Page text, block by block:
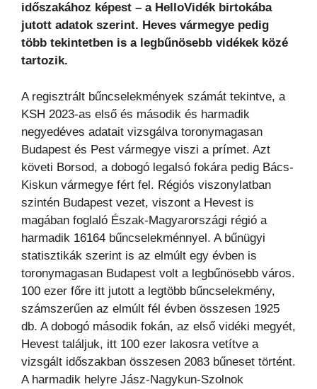
időszakához képest – a HelloVidék birtokába
jutott adatok szerint. Heves vármegye pedig
több tekintetben is a legbűnösebb vidékek közé
tartozik.
A regisztrált bűncselekmények számát tekintve, a
KSH 2023-as első és második és harmadik
negyedéves adatait vizsgálva toronymagasan
Budapest és Pest vármegye viszi a prímet. Azt
követi Borsod, a dobogó legalsó fokára pedig Bács-
Kiskun vármegye fért fel. Régiós viszonylatban
szintén Budapest vezet, viszont a Hevest is
magában foglaló Észak-Magyarországi régió a
harmadik 16164 bűncselekménnyel. A bűnügyi
statisztikák szerint is az elmúlt egy évben is
toronymagasan Budapest volt a legbűnösebb város.
100 ezer főre itt jutott a legtöbb bűncselekmény,
számszerűen az elmúlt fél évben összesen 1925
db. A dobogó második fokán, az első vidéki megyét,
Hevest találjuk, itt 100 ezer lakosra vetítve a
vizsgált időszakban összesen 2083 bűneset történt.
A harmadik helyre Jász-Nagykun-Szolnok